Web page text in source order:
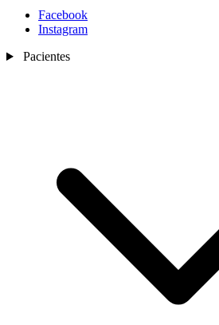
Nosotros
Facebook
Instagram
Pacientes